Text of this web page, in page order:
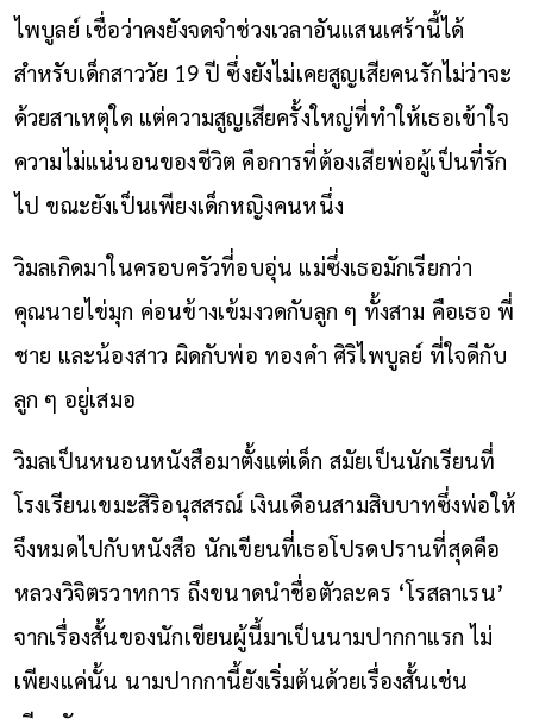
ไพบูลย์ เชื่อว่าคงยังจดจำช่วงเวลาอันแสนเศร้านี้ได้
สำหรับเด็กสาววัย 19 ปี ซึ่งยังไม่เคยสูญเสียคนรักไม่ว่าจะ
ด้วยสาเหตุใด แต่ความสูญเสียครั้งใหญ่ที่ทำให้เธอเข้าใจ
ความไม่แน่นอนของชีวิต คือการที่ต้องเสียพ่อผู้เป็นที่รัก
ไป ขณะยังเป็นเพียงเด็กหญิงคนหนึ่ง
วิมลเกิดมาในครอบครัวที่อบอุ่น แม่ซึ่งเธอมักเรียกว่า
คุณนายไข่มุก ค่อนข้างเข้มงวดกับลูก ๆ ทั้งสาม คือเธอ พี่
ชาย และน้องสาว ผิดกับพ่อ ทองคำ ศิริไพบูลย์ ที่ใจดีกับ
ลูก ๆ อยู่เสมอ
วิมลเป็นหนอนหนังสือมาตั้งแต่เด็ก สมัยเป็นนักเรียนที่
โรงเรียนเขมะสิริอนุสสรณ์ เงินเดือนสามสิบบาทซึ่งพ่อให้
จึงหมดไปกับหนังสือ นักเขียนที่เธอโปรดปรานที่สุดคือ
หลวงวิจิตรวาทการ ถึงขนาดนำชื่อตัวละคร ‘โรสลาเรน’
จากเรื่องสั้นของนักเขียนผู้นี้มาเป็นนามปากกาแรก ไม่
เพียงแค่นั้น นามปากกานี้ยังเริ่มต้นด้วยเรื่องสั้นเช่น